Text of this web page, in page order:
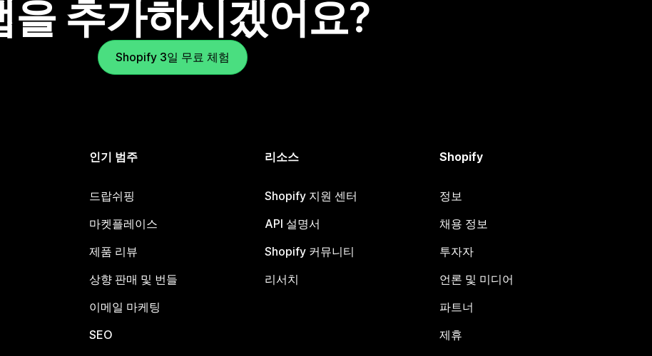
을 추가하시겠어요?
Shopify 3일 무료 체험
인기 범주
드랍쉬핑
마켓플레이스
제품 리뷰
상향 판매 및 번들
이메일 마케팅
SEO
리소스
Shopify 지원 센터
API 설명서
Shopify 커뮤니티
리서치
Shopify
정보
채용 정보
투자자
언론 및 미디어
파트너
제휴